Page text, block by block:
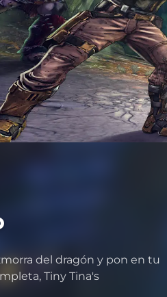
del dragón y pon en tu
Tiny Tina's